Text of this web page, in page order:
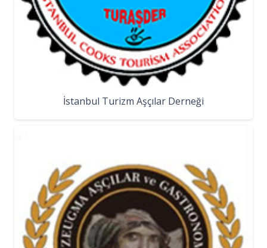
İstanbul Turizm Aşçılar Derneği